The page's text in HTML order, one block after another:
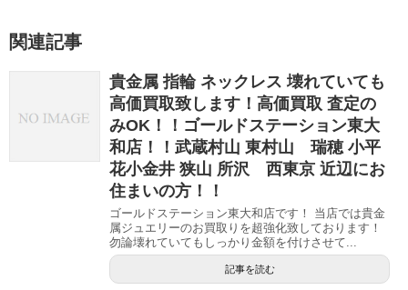
関連記事
貴金属 指輪 ネックレス 壊れていても
高価買取致します！高価買取 査定の
みOK！！ゴールドステーション東大
和店！！武蔵村山 東村山 瑞穂 小平
花小金井 狭山 所沢 西東京 近辺にお
住まいの方！！
ゴールドステーション東大和店です！ 当店では貴金
属ジュエリーのお買取りを超強化致しております！
勿論壊れていてもしっかり金額を付けさせて...
記事を読む